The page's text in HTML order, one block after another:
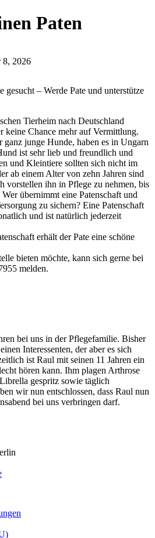
Paten
8, 2026
gesucht – Werde Pate und unterstütze
Tierheim nach Deutschland
keine Chance mehr auf Vermittlung.
ganz junge Hunde, haben es in Ungarn
ist sehr lieb und freundlich und
und Kleintiere sollten sich nicht im
ab einem Alter von zehn Jahren sind
vorstellen ihn in Pflege zu nehmen, bis
übernimmt eine Patenschaft und
zu sichern? Eine Patenschaft
und ist natürlich jederzeit
erhält der Pate eine schöne
bieten möchte, kann sich gerne bei
melden.
bei uns in der Pflegefamilie. Bisher
Interessenten, der aber es sich
ist Raul mit seinen 11 Jahren ein
hören kann. Ihm plagen Arthrose
gespritz sowie täglich
wir nun entschlossen, dass Raul nun
bei uns verbringen darf.